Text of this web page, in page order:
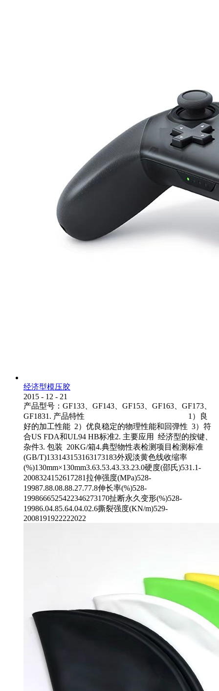
经济型模压胶
2015 - 12 - 21
产品型号：GF133、GF143、GF153、GF163、GF173、
GF1831. 产品特性 1）良
好的加工性能 2）优良稳定的物理性能和回弹性 3）符
合US FDA和UL94 HB标准2. 主要应用 经济型的按键、
杂件3. 包装 20KG/箱4.典型物性表检测项目检测标准
(GB/T)133143153163173183外观淡黄色线收缩率
(%)130mm×130mm3.63.53.43.33.23.0硬度(邵氏)531.1-
2008324152617281拉伸强度(MPa)528-
19987.88.08.88.27.77.8伸长率(%)528-
1998666525422346273170扯断永久变形(%)528-
19986.04.85.64.04.02.6撕裂强度(KN/m)529-
2008191922222022